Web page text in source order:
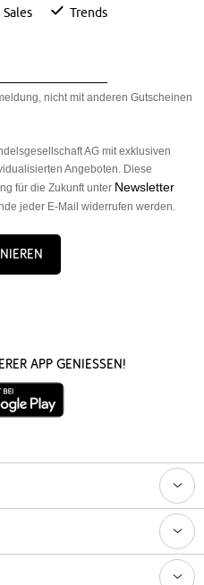
Sales Trends
nicht mit anderen Gutscheinen
AG mit exklusiven
Angeboten. Diese
für die Zukunft unter Newsletter
jeder E-Mail widerrufen werden.
App genießen!